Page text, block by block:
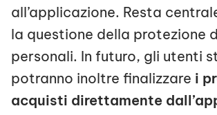
all’applicazione. Resta
la questione della protezione
personali. In futuro, gli utenti
potranno inoltre finalizzare i
acquisti direttamente